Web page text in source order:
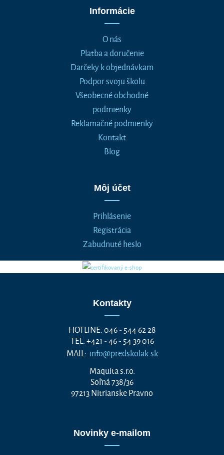
Informácie
O nás
Platba a doručenie
Darčeky k objednávkam
Podpor svoju školu
Všeobecné obchodné
podmienky
Reklamačné podmienky
Kontakt
Blog
Môj účet
Prihlásenie
Registrácia
Zabudnuté heslo
Kontakty
HOTLINE: 046 - 544 62 28
TEL: +421 - 46 - 54 39 016
MAIL: info@predskolak.sk
Maquita s.r.o.
Soľná 738/36
97213 Nitrianske Pravno
Novinky e-mailom